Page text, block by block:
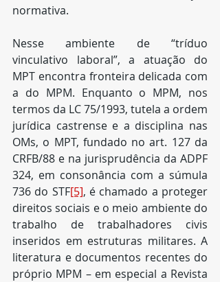
normativa.​
Nesse ambiente de “tríduo
vinculativo laboral”, a atuação do
MPT encontra fronteira delicada com
a do MPM. Enquanto o MPM, nos
termos da LC 75/1993, tutela a ordem
jurídica castrense e a disciplina nas
OMs, o MPT, fundado no art. 127 da
CRFB/88 e na jurisprudência da ADPF
324, em consonância com a súmula
736 do STF[5], é chamado a proteger
direitos sociais e o meio ambiente do
trabalho de trabalhadores civis
inseridos em estruturas militares. A
literatura e documentos recentes do
próprio MPM – em especial a Revista